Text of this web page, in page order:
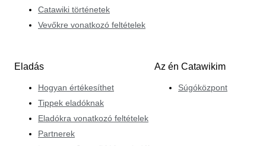
Catawiki történetek
Vevőkre vonatkozó feltételek
Eladás
Hogyan értékesíthet
Tippek eladóknak
Eladókra vonatkozó feltételek
Partnerek
Az én Catawikim
Súgóközpont